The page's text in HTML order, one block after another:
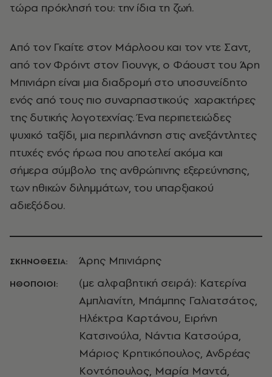
τώρα πρόκλησή του: την ίδια τη ζωή.
Από τον Γκαίτε στον Μάρλοου και τον ντε Σαντ,
από τον Φρόιντ στον Γιουνγκ, ο Φάουστ του Άρη
Μπινιάρη είναι μια διαδρομή στο υποσυνείδητο
ενός από τους πιο συναρπαστικούς χαρακτήρες
της δυτικής λογοτεχνίας. Ένα περιπετειώδες
ψυχικό ταξίδι, μια περιπλάνηση στις ανεξάντλητες
πτυχές ενός ήρωα που αποτελεί ακόμα και
σήμερα σύμβολο της ανθρώπινης εξερεύνησης,
των ηθικών διλημμάτων, του υπαρξιακού
αδιεξόδου.
ΣΚΗΝΟΘΕΣΙΑ: Άρης Μπινιάρης
ΗΘΟΠΟΙΟΙ:
(με αλφαβητική σειρά): Κατερίνα
Αμπλιανίτη, Μπάμπης Γαλιατσάτος,
Ηλέκτρα Καρτάνου, Ειρήνη
Κατσινούλα, Νάντια Κατσούρα,
Μάριος Κρητικόπουλος, Ανδρέας
Κοντόπουλος, Μαρία Μαντά,